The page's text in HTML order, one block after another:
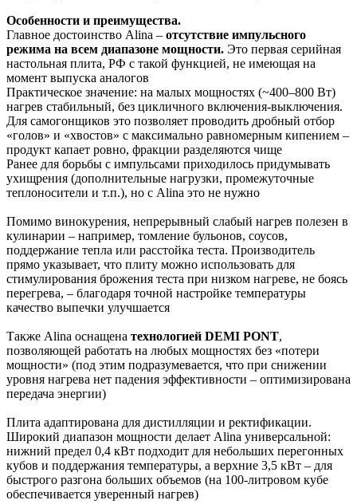
Особенности и преимущества.
Главное достоинство Alina – отсутствие импульсного
режима на всем диапазоне мощности​. Это первая серийная
настольная плита, РФ с такой функцией, не имеющая на
момент выпуска аналогов​
Практическое значение: на малых мощностях (~400–800 Вт)
нагрев стабильный, без цикличного включения-выключения.
Для самогонщиков это позволяет проводить дробный отбор
«голов» и «хвостов» с максимально равномерным кипением –
продукт капает ровно, фракции разделяются чище​
Ранее для борьбы с импульсами приходилось придумывать
ухищрения (дополнительные нагрузки, промежуточные
теплоносители и т.п.), но с Alina это не нужно​
Помимо винокурения, непрерывный слабый нагрев полезен в
кулинарии – например, томление бульонов, соусов,
поддержание тепла или расстойка теста. Производитель
прямо указывает, что плиту можно использовать для
стимулирования брожения теста при низком нагреве, не боясь
перегрева, – благодаря точной настройке температуры
качество выпечки улучшается​
Также Alina оснащена технологией DEMI PONT,
позволяющей работать на любых мощностях без «потери
мощности» (под этим подразумевается, что при снижении
уровня нагрева нет падения эффективности – оптимизирована
передача энергии)​
Плита адаптирована для дистилляции и ректификации.
Широкий диапазон мощности делает Alina универсальной:
нижний предел 0,4 кВт подходит для небольших перегонных
кубов и поддержания температуры, а верхние 3,5 кВт – для
быстрого разгона больших объемов (на 100-литровом кубе
обеспечивается уверенный нагрев)​